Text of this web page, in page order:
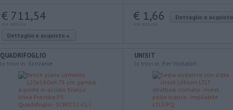
€ 711,54
Dettaglio e acquisto ►
€ 1,66 Dettaglio e acquisto
QUADRIFOGLIO
lo trovi in: Scrivanie
UNISIT
lo trovi in: Per Visitatori